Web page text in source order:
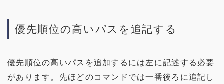
優先順位の高いパスを追記する
優先順位の高いパスを追加するには左に記述する必要
があります。先ほどのコマンドでは一番後ろに追記し